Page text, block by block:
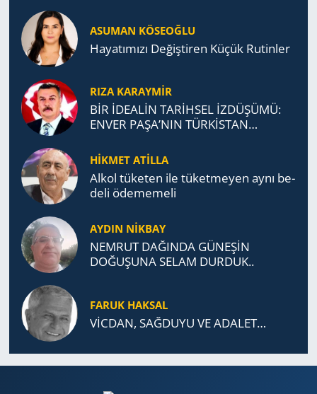
ASUMAN KÖSEOĞLU
Ha­ya­tı­mı­zı De­ğiş­ti­ren Küçük Ru­tin­ler
RIZA KARAYMIR
BİR İDEALİN TARİHSEL İZDÜŞÜMÜ:
ENVER PAŞA’NIN TÜRKİSTAN
TEŞKİLATI’NA UZANAN MİRASI
HİKMET ATİLLA
Alkol tü­ke­ten ile tü­ket­me­yen aynı be­
de­li öde­me­me­li
AYDIN NİKBAY
NEMRUT DAĞINDA GÜNEŞİN
DOĞUŞUNA SELAM DURDUK..
FARUK HAKSAL
VİCDAN, SAĞ­DU­YU VE ADA­LET…